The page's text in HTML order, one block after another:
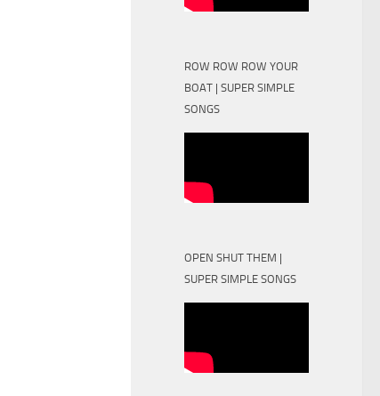
ROW ROW ROW YOUR
BOAT | SUPER SIMPLE
SONGS
OPEN SHUT THEM |
SUPER SIMPLE SONGS